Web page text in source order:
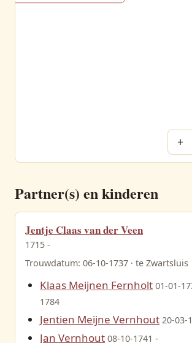
+
Partner(s) en kinderen
Jentje Claas van der Veen
1715 -
Trouwdatum: 06-10-1737 · te Zwartsluis
Klaas Meijnen Fernholt 01-01-
1784
Jentien Meijne Vernhout 20-03-
Jan Vernhout 08-10-1741 -